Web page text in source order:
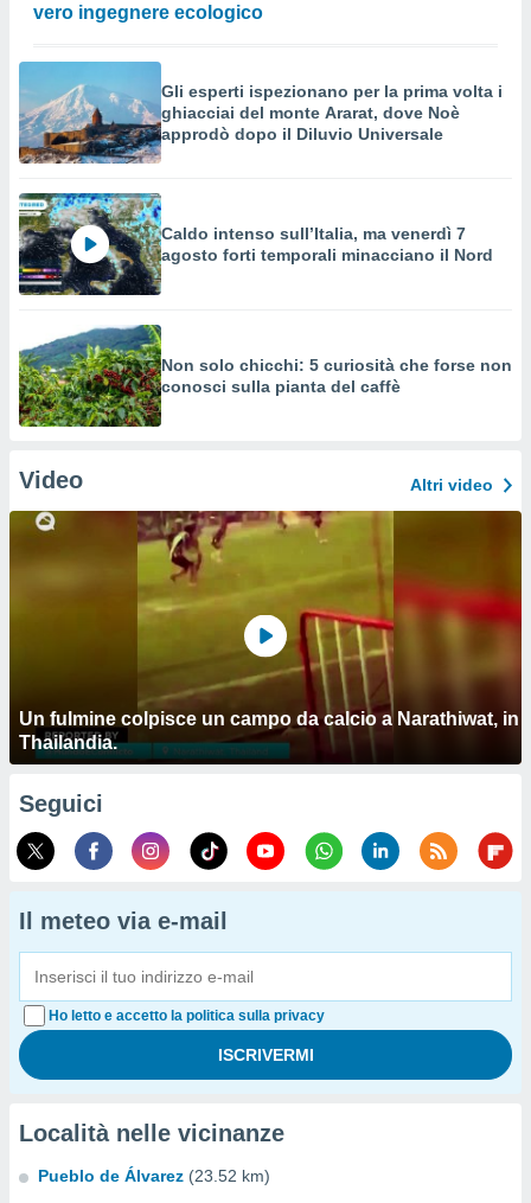
vero ingegnere ecologico
Gli esperti ispezionano per la prima volta i
ghiacciai del monte Ararat, dove Noè
approdò dopo il Diluvio Universale
Caldo intenso sull’Italia, ma venerdì 7
agosto forti temporali minacciano il Nord
Non solo chicchi: 5 curiosità che forse non
conosci sulla pianta del caffè
Video Altri video
Un fulmine colpisce un campo da calcio a Narathiwat, in
Thailandia.
Seguici
Il meteo via e-mail
Ho letto e accetto la politica sulla privacy
Località nelle vicinanze
Pueblo de Álvarez (23.52 km)